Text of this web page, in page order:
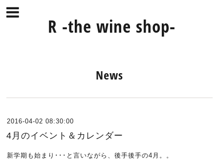
R -the wine shop-
News
2016-04-02 08:30:00
4月のイベント＆カレンダー
新学期も始まり･･･と言いながら、後手後手の4月。。